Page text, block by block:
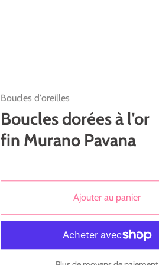
Boucles d'oreilles
Boucles dorées à l'or
fin Murano Pavana
Ajouter au panier